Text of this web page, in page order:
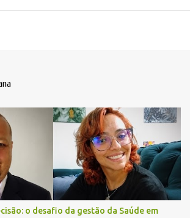
o desafio da gestão da Saúde em